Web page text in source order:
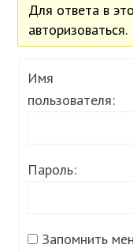
Для ответа в
авторизоваться.
Имя
пользователя:
Пароль:
Запомнить